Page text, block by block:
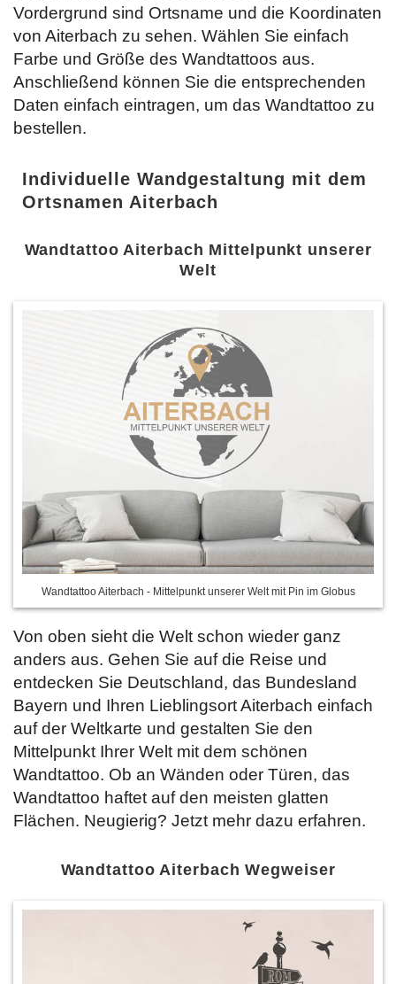
Vordergrund sind Ortsname und die Koordinaten
von Aiterbach zu sehen. Wählen Sie einfach
Farbe und Größe des Wandtattoos aus.
Anschließend können Sie die entsprechenden
Daten einfach eintragen, um das Wandtattoo zu
bestellen.
Individuelle Wandgestaltung mit dem
Ortsnamen Aiterbach
Wandtattoo Aiterbach Mittelpunkt unserer
Welt
Wandtattoo Aiterbach - Mittelpunkt unserer Welt mit Pin im Globus
Von oben sieht die Welt schon wieder ganz
anders aus. Gehen Sie auf die Reise und
entdecken Sie Deutschland, das Bundesland
Bayern und Ihren Lieblingsort Aiterbach einfach
auf der Weltkarte und gestalten Sie den
Mittelpunkt Ihrer Welt mit dem schönen
Wandtattoo. Ob an Wänden oder Türen, das
Wandtattoo haftet auf den meisten glatten
Flächen. Neugierig? Jetzt mehr dazu erfahren.
Wandtattoo Aiterbach Wegweiser